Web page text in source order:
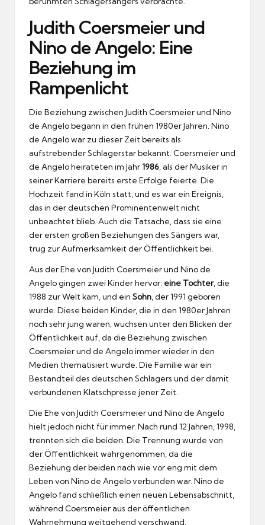
Judith Coersmeier und
Nino de Angelo: Eine
Beziehung im
Rampenlicht
Die Beziehung zwischen Judith Coersmeier und Nino
de Angelo begann in den frühen 1980er Jahren. Nino
de Angelo war zu dieser Zeit bereits als
aufstrebender Schlagerstar bekannt. Coersmeier und
de Angelo heirateten im Jahr1986 , als der Musiker in
seiner Karriere bereits erste Erfolge feierte. Die
Hochzeit fand in Köln statt, und es war ein Ereignis,
das in der deutschen Prominentenwelt nicht
unbeachtet blieb. Auch die Tatsache, dass sie eine
der ersten großen Beziehungen des Sängers war,
trug zur Aufmerksamkeit der Öffentlichkeit bei.
Aus der Ehe von Judith Coersmeier und Nino de
Angelo gingen zwei Kinder hervor: eine Tochter, die
1988 zur Welt kam, und ein Sohn , der 1991 geboren
wurde. Diese beiden Kinder, die in den 1980er Jahren
noch sehr jung waren, wuchsen unter den Blicken der
Öffentlichkeit auf, da die Beziehung zwischen
Coersmeier und de Angelo immer wieder in den
Medien thematisiert wurde. Die Familie war ein
Bestandteil des deutschen Schlagers und der damit
verbundenen Klatschpresse jener Zeit.
Die Ehe von Judith Coersmeier und Nino de Angelo
hielt jedoch nicht für immer. Nach rund 12 Jahren, 1998,
trennten sich die beiden. Die Trennung wurde von
der Öffentlichkeit wahrgenommen, da die
Beziehung der beiden nach wie vor eng mit dem
Leben von Nino de Angelo verbunden war. Nino de
Angelo fand schließlich einen neuen Lebensabschnitt,
während Coersmeier aus der öffentlichen
Wahrnehmung weitgehend verschwand.